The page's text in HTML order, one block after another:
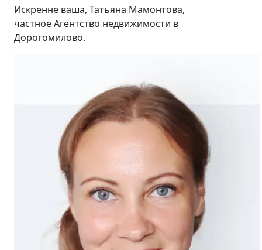
Искренне ваша, Татьяна Мамонтова,
частное Агентство недвижимости в
Дорогомилово.